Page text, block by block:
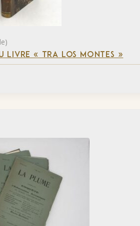
LIVRE « TRA LOS MONTES »